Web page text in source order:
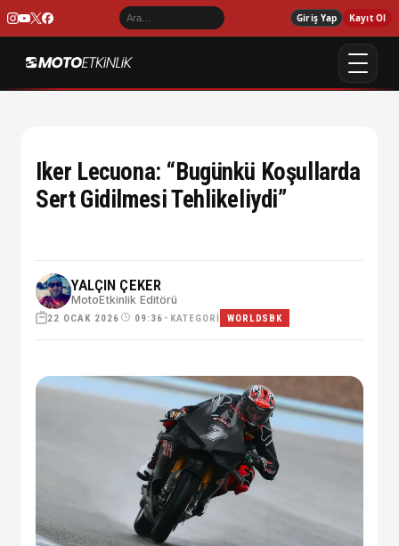
Giriş Yap Kayıt Ol
Iker Lecuona: “Bugünkü Koşullarda
Sert Gidilmesi Tehlikeliydi”
YALÇIN ÇEKER
MotoEtkinlik Editörü
22 OCAK 2026 09:36 • KATEGORI WORLDSBK